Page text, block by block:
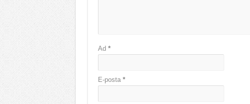
Ad *
E-posta *